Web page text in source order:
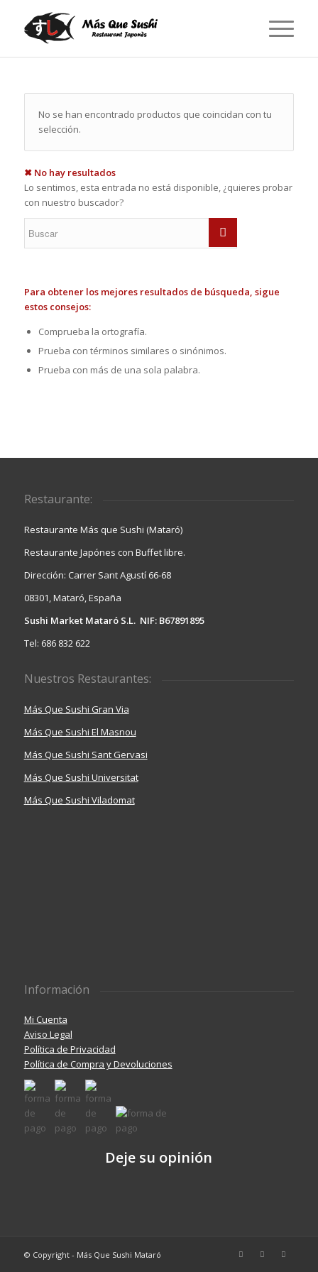
No se han encontrado productos que coincidan con tu
selección.
✖ No hay resultados
Lo sentimos, esta entrada no está disponible, ¿quieres probar
con nuestro buscador?
Para obtener los mejores resultados de búsqueda, sigue
estos consejos:
Comprueba la ortografía.
Prueba con términos similares o sinónimos.
Prueba con más de una sola palabra.
Restaurante:
Restaurante Más que Sushi (Mataró)
Restaurante Japónes con Buffet libre.
Dirección: Carrer Sant Agustí 66-68
08301, Mataró, España
Sushi Market Mataró S.L. NIF: B67891895
Tel: 686 832 622
Nuestros Restaurantes:
Más Que Sushi Gran Via
Más Que Sushi El Masnou
Más Que Sushi Sant Gervasi
Más Que Sushi Universitat
Más Que Sushi Viladomat
Información
Mi Cuenta
Aviso Legal
Política de Privacidad
Política de Compra y Devoluciones
Deje su opinión
© Copyright - Más Que Sushi Mataró